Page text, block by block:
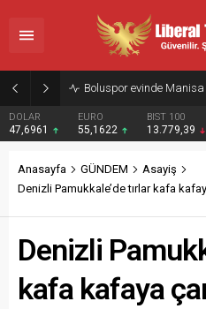
DOLAR
47,6961
EURO
55,1622
BIST 100
13.779,39
Anasayfa GÜNDEM
Asayiş
Denizli Pamukkale’de tırlar kafa
Denizli
kafa kafaya